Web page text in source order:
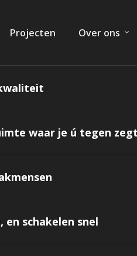
Projecten Over ons
waar je ú tegen zegt
en schakelen snel